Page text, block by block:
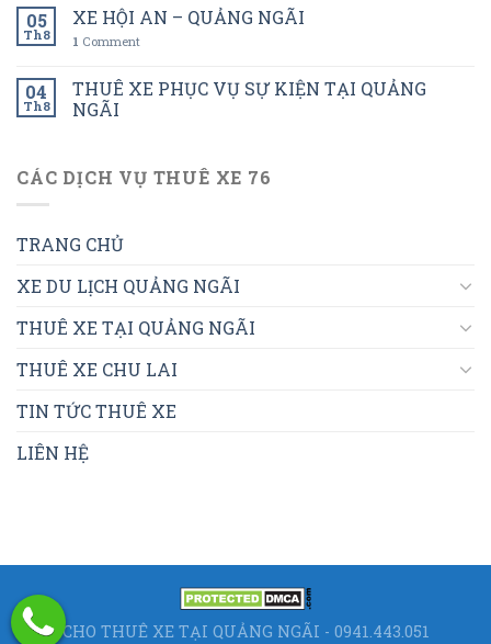
05
Th8
XE HỘI AN – QUẢNG NGÃI
1 Comment
04
Th8
THUÊ XE PHỤC VỤ SỰ KIỆN TẠI QUẢNG
NGÃI
CÁC DỊCH VỤ THUÊ XE 76
TRANG CHỦ
XE DU LỊCH QUẢNG NGÃI
THUÊ XE TẠI QUẢNG NGÃI
THUÊ XE CHU LAI
TIN TỨC THUÊ XE
LIÊN HỆ
CHO THUÊ XE TẠI QUẢNG NGÃI - 0941.443.051